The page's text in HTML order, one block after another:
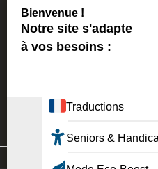
Suivre
Communication Mentions